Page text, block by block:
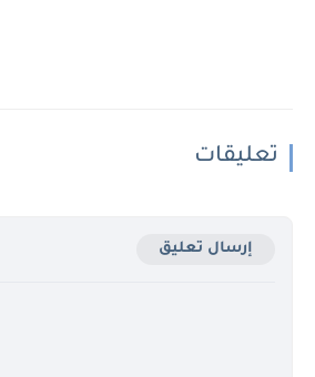
تعليقات
إرسال تعليق